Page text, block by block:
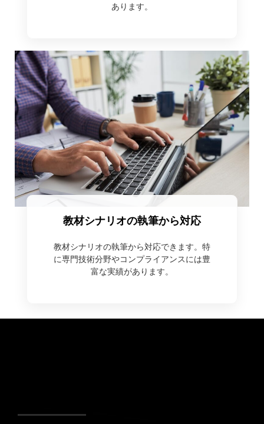
あります。
教材シナリオの執筆から対応
教材シナリオの執筆から対応できます。特
に専門技術分野やコンプライアンスには豊
富な実績があります。